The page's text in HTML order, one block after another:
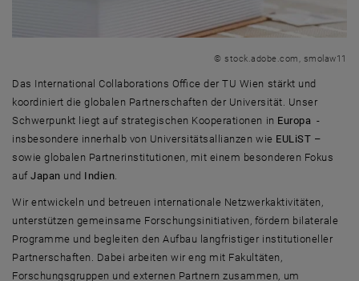
© stock.adobe.com, smolaw11
Das International Collaborations Office der TU Wien stärkt und
koordiniert die globalen Partnerschaften der Universität. Unser
Schwerpunkt liegt auf strategischen Kooperationen in Europa -
insbesondere innerhalb von Universitätsallianzen wie EULiST –
sowie globalen Partnerinstitutionen, mit einem besonderen Fokus
aufJapan und Indien
Wir entwickeln und betreuen internationale Netzwerkaktivitäten,
unterstützen gemeinsame Forschungsinitiativen, fördern bilaterale
Programme und begleiten den Aufbau langfristiger institutioneller
Partnerschaften. Dabei arbeiten wir eng mit Fakultäten,
Forschungsgruppen und externen Partnern zusammen, um